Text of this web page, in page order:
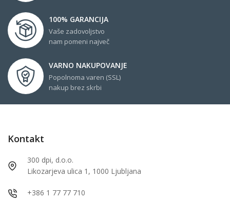
100% GARANCIJA
Vaše zadovoljstvo
nam pomeni največ
VARNO NAKUPOVANJE
Popolnoma varen (SSL)
nakup brez skrbi
Kontakt
300 dpi, d.o.o.
Likozarjeva ulica 1, 1000 Ljubljana
+386 1 77 77 710